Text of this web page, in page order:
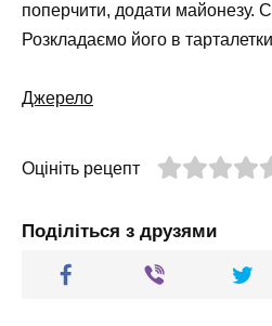
поперчити, додати майонезу.
Розкладаємо його в
Джерело
Оцініть рецепт
Поділіться з друзями